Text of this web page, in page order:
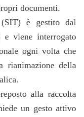
documenti.
è gestito dal
e viene interrogato
ogni volta che
rianimazione della
alla raccolta
un gesto attivo